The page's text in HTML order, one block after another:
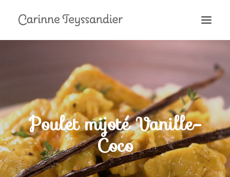
PRESTATIONS
MES RECETTES
EN COULISSES
Poulet mijoté Vanille-
Coco